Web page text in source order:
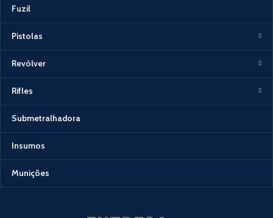
Fuzil
Pistolas
Revólver
Rifles
Submetralhadora
Insumos
Munições